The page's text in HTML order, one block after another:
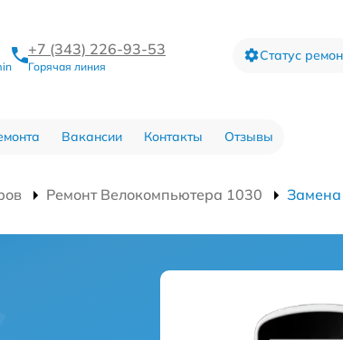
+7 (343) 226-93-53
Горячая линия
Статус
Вакансии Контакты Отзывы
Ремонт Велокомпьютера 1030 Замена